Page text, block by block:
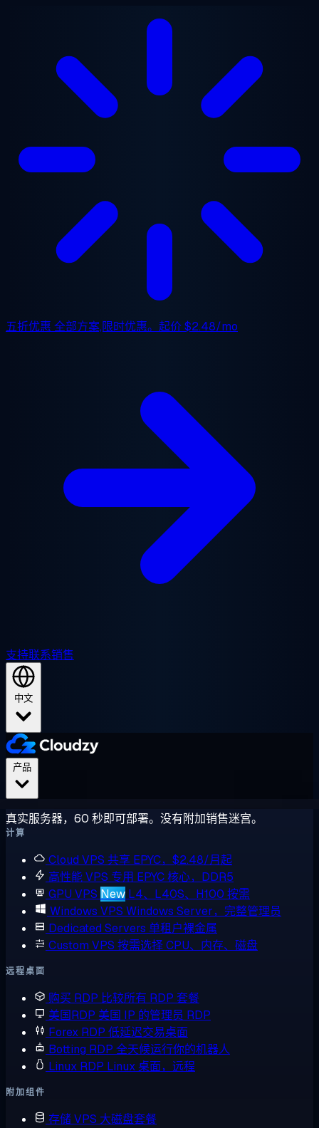
五折优惠 全部方案,限时优惠。起价$2.48/mo
支持联系销售
中文
真实服务器，60 秒即可部署。没有附加销售迷宫。
计算
Cloud VPS 共享 EPYC，$2.48/月起
高性能 VPS 专用 EPYC 核心，DDR5
GPU VPS New L4、L40S、H100 按需
Windows VPS Windows Server，完整管理员
Dedicated Servers 单租户裸金属
Custom VPS 按需选择 CPU、内存、磁盘
远程桌面
购买 RDP 比较所有 RDP 套餐
美国RDP 美国 IP 的管理员 RDP
Forex RDP 低延迟交易桌面
Botting RDP 全天候运行你的机器人
Linux RDP Linux 桌面，远程
附加组件
存储 VPS 大磁盘套餐